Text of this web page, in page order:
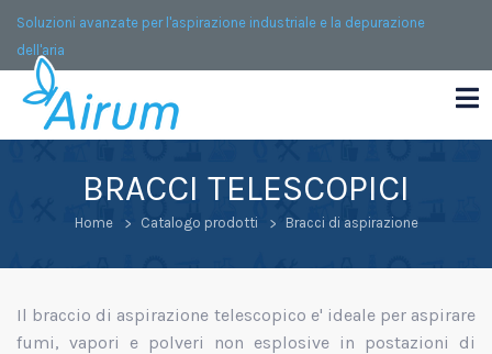
Soluzioni avanzate per l'aspirazione industriale e la depurazione
dell'aria
BRACCI TELESCOPICI
Home Catalogo prodotti Bracci di aspirazione
Il braccio di aspirazione telescopico e' ideale per aspirare
fumi, vapori e polveri non esplosive in postazioni di